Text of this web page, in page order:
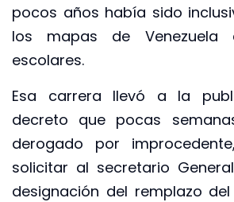
pocos años había sido
los mapas de Venezuela
escolares.
Esa carrera llevó a la
decreto que pocas
derogado por
solicitar al secretario
designación del remplazo